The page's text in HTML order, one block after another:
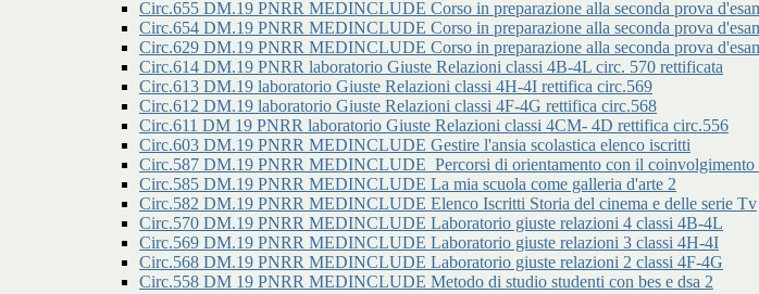
Circ.655 DM.19 PNRR MEDINCLUDE Corso in preparazione alla seconda prova
Circ.654 DM.19 PNRR MEDINCLUDE Corso in preparazione alla seconda prova
Circ.629 DM.19 PNRR MEDINCLUDE Corso in preparazione alla seconda prova
Circ.614 DM.19 PNRR laboratorio Giuste Relazioni classi 4B-4L circ. 570 rettificata
Circ.613 DM.19 laboratorio Giuste Relazioni classi 4H-4I rettifica circ.569
Circ.612 DM.19 laboratorio Giuste Relazioni classi 4F-4G rettifica circ.568
Circ.611 DM 19 PNRR laboratorio Giuste Relazioni classi 4CM- 4D rettifica circ.556
Circ.603 DM.19 PNRR MEDINCLUDE Gestire l'ansia scolastica elenco iscritti
Circ.587 DM.19 PNRR MEDINCLUDE_Percorsi di orientamento con il
Circ.585 DM.19 PNRR MEDINCLUDE La mia scuola come galleria d'arte 2
Circ.582 DM.19 PNRR MEDINCLUDE Elenco Iscritti Storia del cinema e delle serie Tv
Circ.570 DM.19 PNRR MEDINCLUDE Laboratorio giuste relazioni 4 classi 4B-4L
Circ.569 DM.19 PNRR MEDINCLUDE Laboratorio giuste relazioni 3 classi 4H-4I
Circ.568 DM.19 PNRR MEDINCLUDE Laboratorio giuste relazioni 2 classi 4F-4G
Circ.558 DM 19 PNRR MEDINCLUDE Metodo di studio studenti con bes e dsa 2